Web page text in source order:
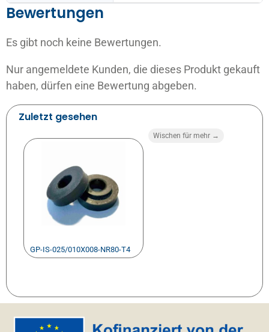
Bewertungen
Es gibt noch keine Bewertungen.
Nur angemeldete Kunden, die dieses Produkt gekauft
haben, dürfen eine Bewertung abgeben.
Zuletzt gesehen
Wischen für mehr →
GP-IS-025/010X008-NR80-T4